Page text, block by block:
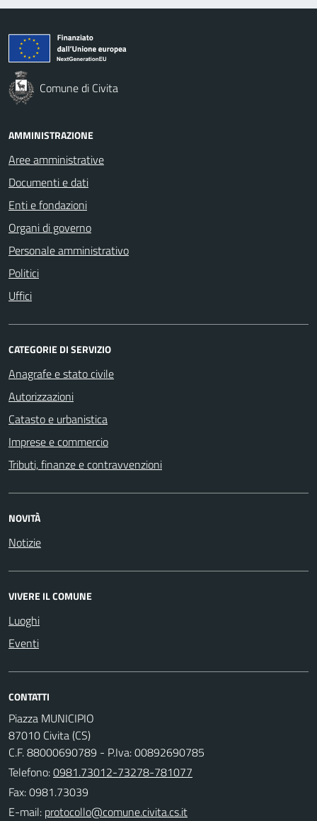
Comune di Civita
AMMINISTRAZIONE
Aree amministrative
Documenti e dati
Enti e fondazioni
Organi di governo
Personale amministrativo
Politici
Uffici
CATEGORIE DI SERVIZIO
Anagrafe e stato civile
Autorizzazioni
Catasto e urbanistica
Imprese e commercio
Tributi, finanze e contravvenzioni
NOVITÀ
Notizie
VIVERE IL COMUNE
Luoghi
Eventi
CONTATTI
Piazza MUNICIPIO
87010 Civita (CS)
C.F. 88000690789 - P.Iva: 00892690785
Telefono:0981.73012-73278-781077
Fax: 0981.73039
E-mail: